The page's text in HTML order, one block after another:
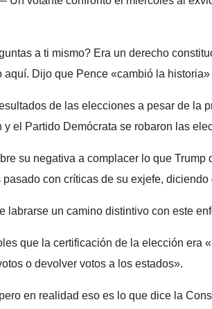
a ti mismo? Era un derecho
aquí. Dijo que Pence «cambió la
de las elecciones a pesar de la
y el Partido Demócrata se robaron las
su negativa a complacer lo que
con críticas de su exjefe,
labrarse un camino distintivo con este
que la certificación de la elección era
o devolver votos a los estados».
en realidad eso es lo que dice la